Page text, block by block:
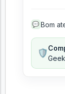
💬 Bom
🛡️
Geek